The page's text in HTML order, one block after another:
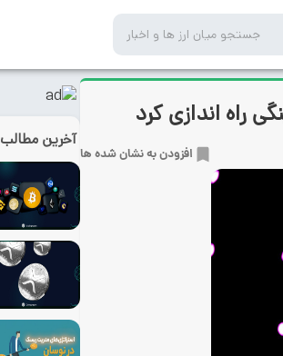
آخرین مطالب
راه اندازی کرد
افزودن به نشان شده ها